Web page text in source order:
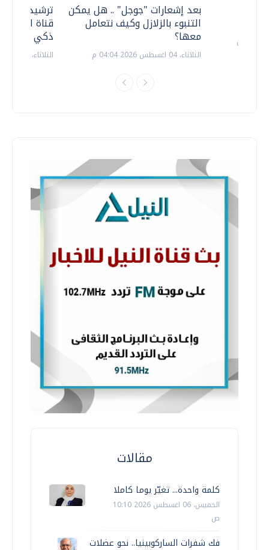
ترشيدا
قناة
ذكي
الثلاثاء، 14 يوليو 2026 06:11 م
بعد إشعارات "جوجل" .. هل يمكن
التنبوء بالزلازل وكيف نتعامل
معها؟
الثلاثاء، 04 اغسطس 2026 04:04 م
مقالات
كلمة واحدة... تغيّر يوما كاملا
الخميس، 06 اغسطس 2026 10:10
ص
فك شفرات الساركوبينيا.. نحو عضلات